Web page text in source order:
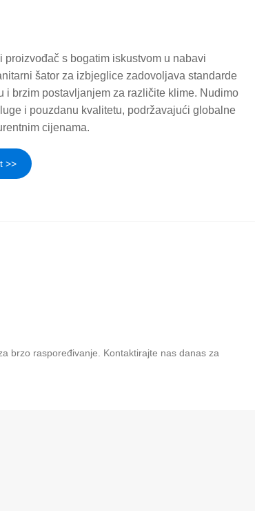
s bogatim iskustvom u nabavi
šator za izbjeglice zadovoljava standarde
i brzim postavljanjem za različite klime. Nudimo
i pouzdanu kvalitetu, podržavajući globalne
cijenama.
>>
brzo raspoređivanje. Kontaktirajte nas danas za